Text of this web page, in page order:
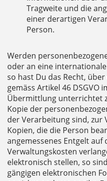
Tragweite und die
einer derartigen
Person.
Werden
oder an eine
so hast Du das Recht,
gemäss Artikel 46 DSGVO
Übermittlung unterrichtet
Kopie der
der Verarbeitung sind, zur
Kopien, die die Person
angemessenes Entgelt
Verwaltungskosten
elektronisch stellen, so
gängigen elektronischen